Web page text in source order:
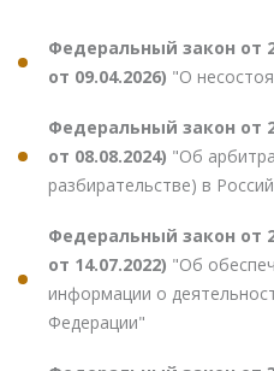
Федеральный закон от
от 09.04.2026) "О
Федеральный закон от
от 08.08.2024) "Об
разбирательстве) в
Федеральный закон от
от 14.07.2022) "Об
информации о
Федерации"